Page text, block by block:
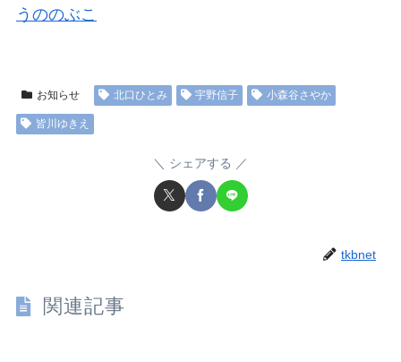
うののぶこ
お知らせ 北口ひとみ 宇野信子 小森谷さやか
皆川ゆきえ
シェアする
tkbnet
関連記事